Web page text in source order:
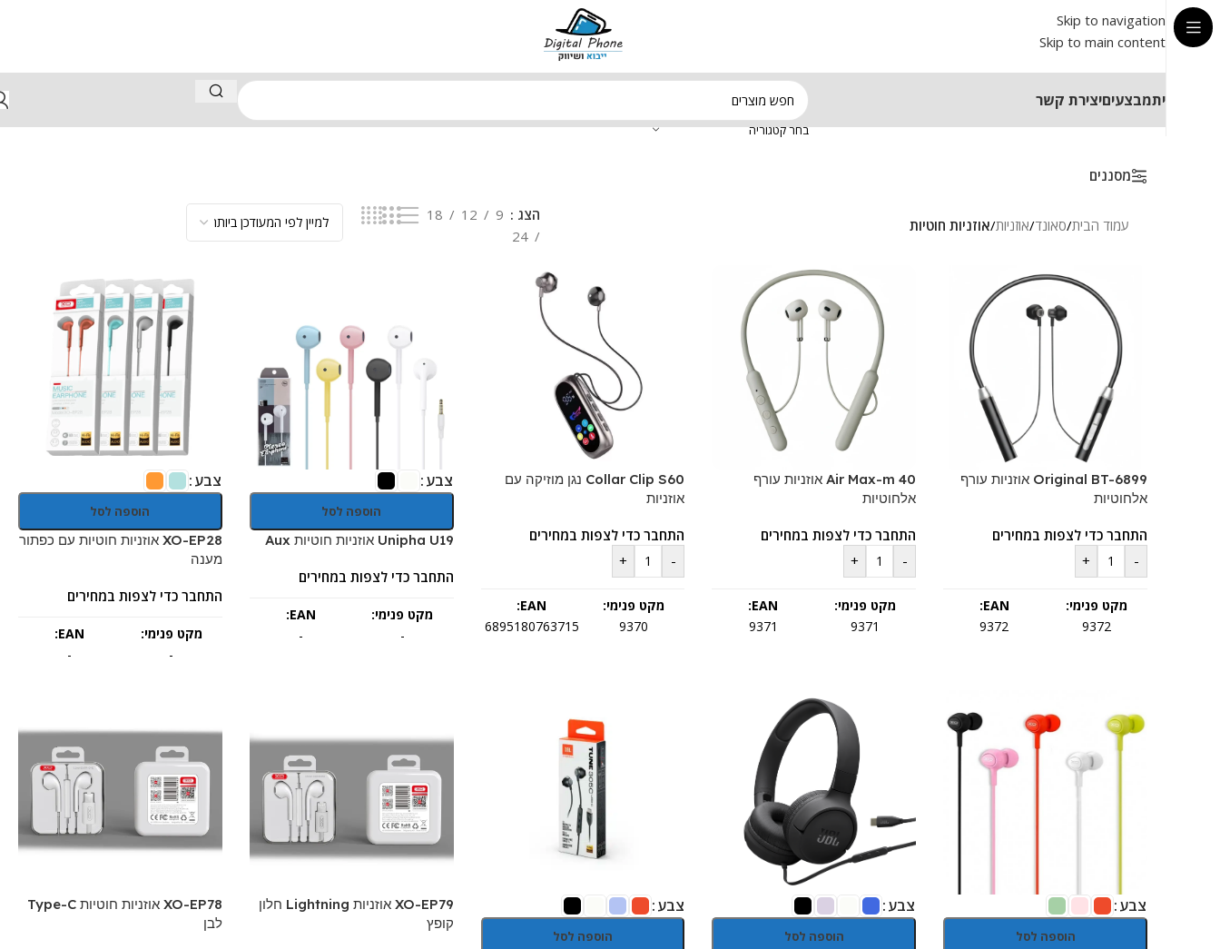
Skip to navigation
Skip to main content
ביתמבצעיםיצירת קשר
בחר קטגוריה
מסננים
עמוד הבית/סאונד/אוזניות/אוזניות חוטיות
הצג 9
12
18
24
Original BT-6899 אוזניות עורף
אלחוטיות
התחבר כדי לצפות במחירים
-
+
מקט פנימי:
9372
EAN:
9372
Air Max-m 40 אוזניות עורף
אלחוטיות
התחבר כדי לצפות במחירים
-
+
מקט פנימי:
9371
EAN:
9371
Collar Clip S60 נגן מוזיקה עם
אוזניות
התחבר כדי לצפות במחירים
-
+
מקט פנימי:
9370
EAN:
6895180763715
צבע
הוספה לסל
Unipha U19 אוזניות חוטיות Aux
התחבר כדי לצפות במחירים
מקט פנימי:
-
EAN:
-
צבע
הוספה לסל
XO-EP28 אוזניות חוטיות עם כפתור
מענה
התחבר כדי לצפות במחירים
מקט פנימי:
-
EAN:
-
צבע
הוספה לסל
צבע
הוספה לסל
צבע
הוספה לסל
XO-EP79 אוזניות Lightning חלון
קופץ
XO-EP78 אוזניות חוטיות Type-C
לבן